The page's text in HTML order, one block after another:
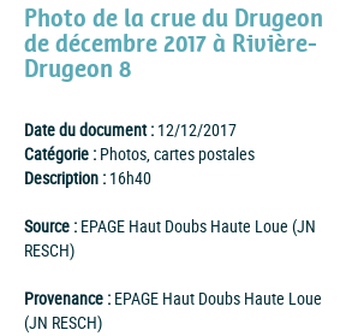
Photo de la crue du Drugeon
de décembre 2017 à Rivière-
Drugeon 8
Date du document : 12/12/2017
Catégorie : Photos, cartes postales
Description : 16h40
Source : EPAGE Haut Doubs Haute Loue (JN
RESCH)
Provenance : EPAGE Haut Doubs Haute Loue
(JN RESCH)